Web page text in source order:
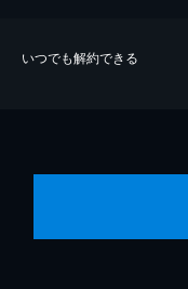
いつでも解約できる